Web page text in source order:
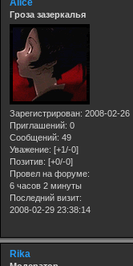
Гроза зазеркалья
Зарегистрирован: 2008-02-26
Приглашений: 0
Сообщений: 49
Уважение: [+1/-0]
Позитив: [+0/-0]
Провел на форуме:
6 часов 2 минуты
Последний визит:
2008-02-29 23:38:14
Rika